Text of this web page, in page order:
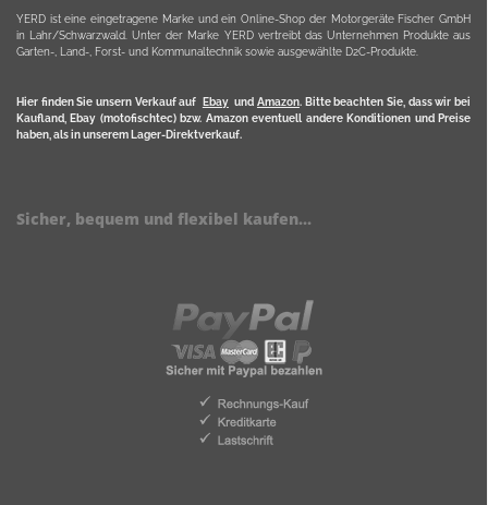
YERD ist eine eingetragene Marke und ein Online-Shop der Motorgeräte Fischer GmbH
in Lahr/Schwarzwald. Unter der Marke YERD vertreibt das Unternehmen Produkte aus
Garten-, Land-, Forst- und Kommunaltechnik sowie ausgewählte D2C-Produkte.
Hier finden Sie unsern Verkauf auf Ebayund Amazon. Bitte beachten Sie, dass wir bei
Kaufland, Ebay (motofischtec) bzw. Amazon eventuell andere Konditionen und Preise
haben, als in unserem Lager-Direktverkauf.
Sicher, bequem und flexibel kaufen...